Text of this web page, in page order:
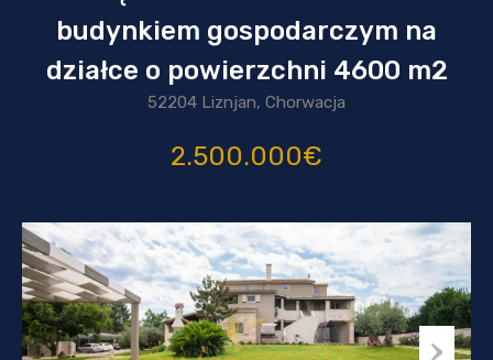
budynkiem gospodarczym na
działce o powierzchni 4600 m2
52204 Liznjan, Chorwacja
2.500.000€